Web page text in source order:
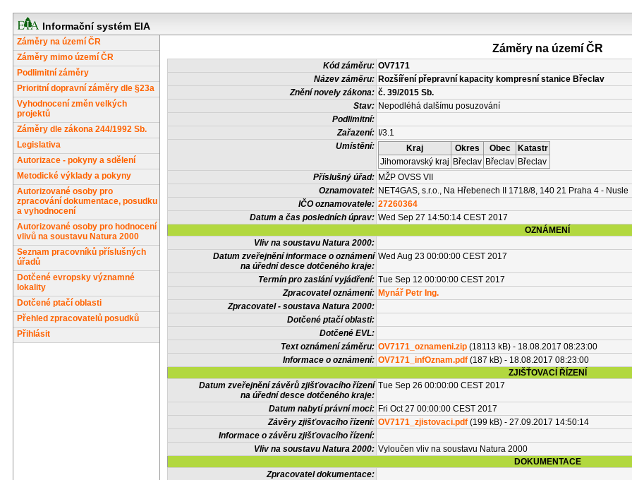
Informační systém EIA
Záměry na území ČR
Záměry mimo území ČR
Podlimitní záměry
Prioritní dopravní záměry dle §23a
Vyhodnocení změn velkých
projektů
Záměry dle zákona 244/1992 Sb.
Legislativa
Autorizace - pokyny a sdělení
Metodické výklady a pokyny
Autorizované osoby pro
zpracování dokumentace, posudku
a vyhodnocení
Autorizované osoby pro hodnocení
vlivů na soustavu Natura 2000
Seznam pracovníků příslušných
úřadů
Dotčené evropsky významné
lokality
Dotčené ptačí oblasti
Přehled zpracovatelů posudků
Přihlásit
Záměry na území ČR
Kód záměru: OV7171
Název záměru: Rozšíření přepravní kapacity kompresní stanice Břeclav
Znění novely zákona: č. 39/2015 Sb.
Stav: Nepodléhá dalšímu posuzování
Podlimitní:
Zařazení: I/3.1
Umístění:
Kraj Okres Obec
Katastr
Jihomoravský kraj Břeclav Břeclav Břeclav
Příslušný úřad: MŽP OVSS VII
Oznamovatel: NET4GAS, s.r.o., Na Hřebenech II 1718/8, 140 21 Praha 4 - Nusle
IČO oznamovatele: 27260364
Datum a čas posledních úprav: Wed Sep 27 14:50:14 CEST 2017
OZNÁMENÍ
Vliv na soustavu Natura 2000:
Datum zveřejnění informace o oznámení
na úřední desce dotčeného kraje:
Wed Aug 23 00:00:00 CEST 2017
Termín pro zaslání vyjádření: Tue Sep 12 00:00:00 CEST 2017
Zpracovatel oznámení: Mynář Petr Ing.
Zpracovatel - soustava Natura 2000:
Dotčené ptačí oblasti:
Dotčené EVL:
Text oznámení záměru: OV7171_oznameni.zip (18113 kB) - 18.08.2017 08:23:00
Informace o oznámení: OV7171_infOznam.pdf (187 kB) - 18.08.2017 08:23:00
ZJIŠŤOVACÍ ŘÍZENÍ
Datum zveřejnění závěrů zjišťovacího řízení
na úřední desce dotčeného kraje:
Tue Sep 26 00:00:00 CEST 2017
Datum nabytí právní moci: Fri Oct 27 00:00:00 CEST 2017
Závěry zjišťovacího řízení: OV7171_zjistovaci.pdf (199 kB) - 27.09.2017 14:50:14
Informace o závěru zjišťovacího řízení:
Vliv na soustavu Natura 2000: Vyloučen vliv na soustavu Natura 2000
DOKUMENTACE
Zpracovatel dokumentace: